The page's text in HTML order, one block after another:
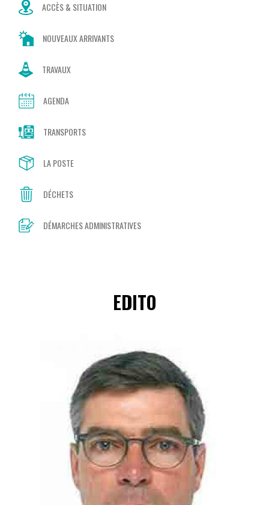
ACCÈS & SITUATION
NOUVEAUX ARRIVANTS
TRAVAUX
AGENDA
TRANSPORTS
LA POSTE
DÉCHETS
DÉMARCHES ADMINISTRATIVES
EDITO